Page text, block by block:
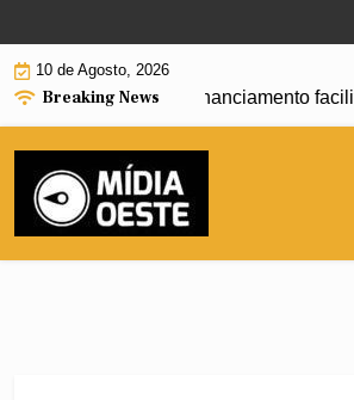
to
content10 de Agosto, 2026
Breaking News
começa a oferecer financiamento